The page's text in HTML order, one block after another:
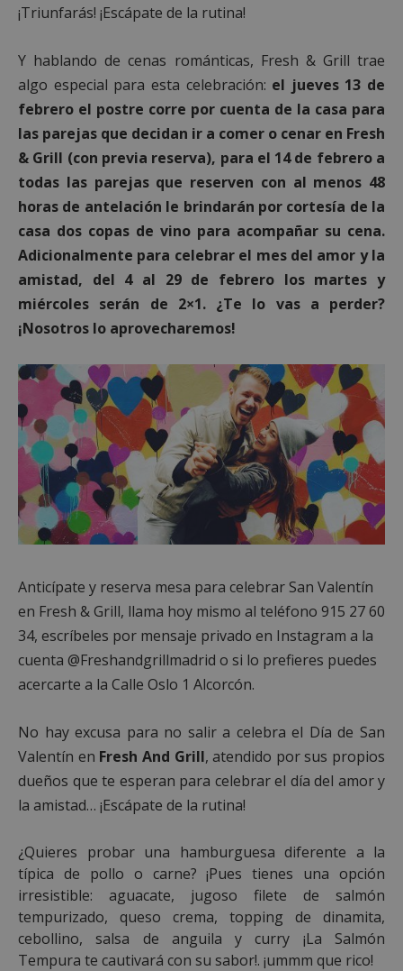
¡Triunfarás! ¡Escápate de la rutina!
Y hablando de cenas románticas, Fresh & Grill trae
algo especial para esta celebración: el jueves 13 de
febrero el postre corre por cuenta de la casa para
las parejas que decidan ir a comer o cenar en Fresh
& Grill (con previa reserva), para el 14 de febrero a
todas las parejas que reserven con al menos 48
horas de antelación le brindarán por cortesía de la
casa dos copas de vino para acompañar su cena.
Adicionalmente para celebrar el mes del amor y la
amistad, del 4 al 29 de febrero los martes y
miércoles serán de 2×1. ¿Te lo vas a perder?
¡Nosotros lo aprovecharemos!
Anticípate y reserva mesa para celebrar San Valentín
en Fresh & Grill, llama hoy mismo al teléfono 915 27 60
34, escríbeles por mensaje privado en Instagram a la
cuenta @Freshandgrillmadrid o si lo prefieres puedes
acercarte a la Calle Oslo 1 Alcorcón.
No hay excusa para no salir a celebra el Día de San
Valentín en Fresh And Grill, atendido por sus propios
dueños que te esperan para celebrar el día del amor y
la amistad… ¡Escápate de la rutina!
¿Quieres probar una hamburguesa diferente a la
típica de pollo o carne? ¡Pues tienes una opción
irresistible: aguacate, jugoso filete de salmón
tempurizado, queso crema, topping de dinamita,
cebollino, salsa de anguila y curry ¡La Salmón
Tempura te cautivará con su sabor!. ¡ummm que rico!